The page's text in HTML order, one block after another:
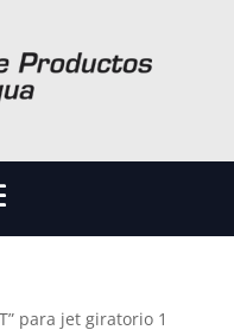
para jet giratorio 1